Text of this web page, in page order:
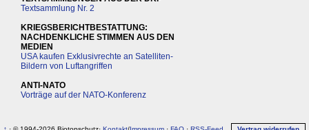
Textsammlung Nr. 2
KRIEGSBERICHTBESTATTUNG:
NACHDENKLICHE STIMMEN AUS DEN
MEDIEN
USA kaufen Exklusivrechte an Satelliten-
Bildern von Luftangriffen
ANTI-NATO
Vorträge auf der NATO-Konferenz